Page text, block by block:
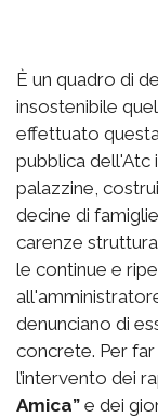
È un quadro di
insostenibile
effettuato
pubblica dell'Atc
palazzine,
decine di
carenze
le continue e
denunciano di
concrete. Per
l’intervento dei
Amica” e dei